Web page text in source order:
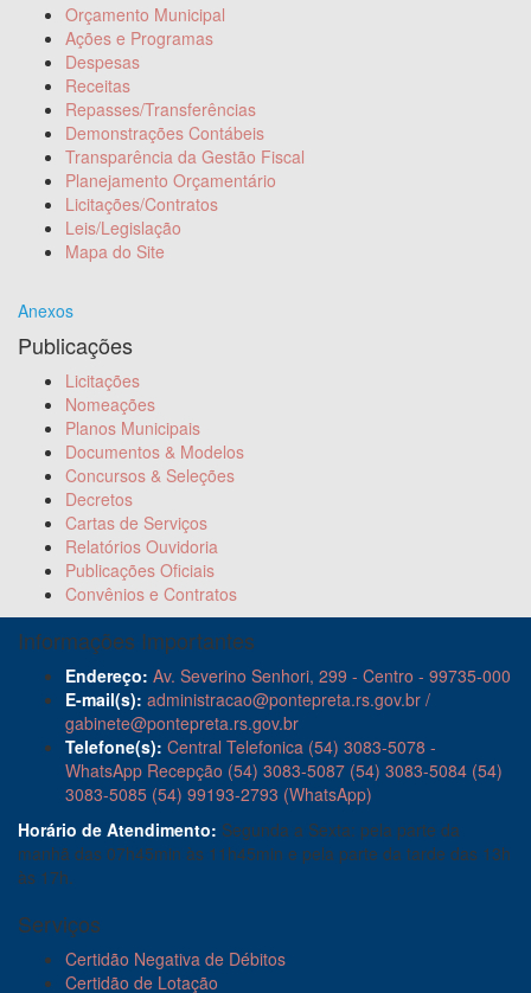
Orçamento Municipal
Ações e Programas
Despesas
Receitas
Repasses/Transferências
Demonstrações Contábeis
Transparência da Gestão Fiscal
Planejamento Orçamentário
Licitações/Contratos
Leis/Legislação
Mapa do Site
Anexos
Publicações
Licitações
Nomeações
Planos Municipais
Documentos & Modelos
Concursos & Seleções
Decretos
Cartas de Serviços
Relatórios Ouvidoria
Publicações Oficiais
Convênios e Contratos
Informações Importantes
Endereço: Av. Severino Senhori, 299 - Centro - 99735-000
E-mail(s): administracao@pontepreta.rs.gov.br /
gabinete@pontepreta.rs.gov.br
Telefone(s): Central Telefonica (54) 3083-5078 -
WhatsApp Recepção (54) 3083-5087 (54) 3083-5084 (54)
3083-5085 (54) 99193-2793 (WhatsApp)
Horário de Atendimento: Segunda a Sexta: pela parte da
manhã das 07h45min às 11h45min e pela parte da tarde das 13h
às 17h.
Serviços
Certidão Negativa de Débitos
Certidão de Lotação